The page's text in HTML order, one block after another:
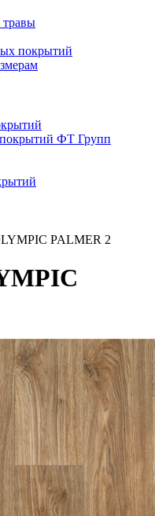
травы
покрытий
ФТ Групп
PALMER 2